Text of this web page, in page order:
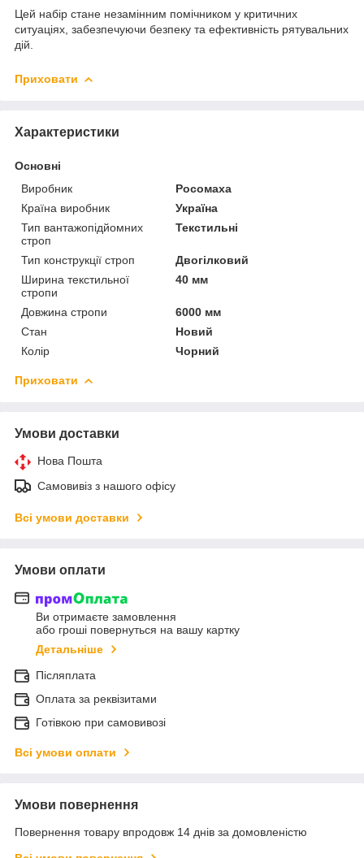
Цей набір стане незамінним помічником у критичних
ситуаціях, забезпечуючи безпеку та ефективність рятувальних
дій.
Приховати
Характеристики
Основні
Виробник
Росомаха
Країна виробник
Україна
Тип вантажопідйомних
строп
Текстильні
Тип конструкції строп
Двогілковий
Ширина текстильної
стропи
40 мм
Довжина стропи
6000 мм
Стан
Новий
Колір
Чорний
Приховати
Умови доставки
Нова Пошта
Самовивіз з нашого офісу
Всі умови доставки
Умови оплати
Ви отримаєте замовлення
або гроші повернуться на вашу картку
Детальніше
Післяплата
Оплата за реквізитами
Готівкою при самовивозі
Всі умови оплати
Умови повернення
Повернення товару впродовж 14 днів за домовленістю